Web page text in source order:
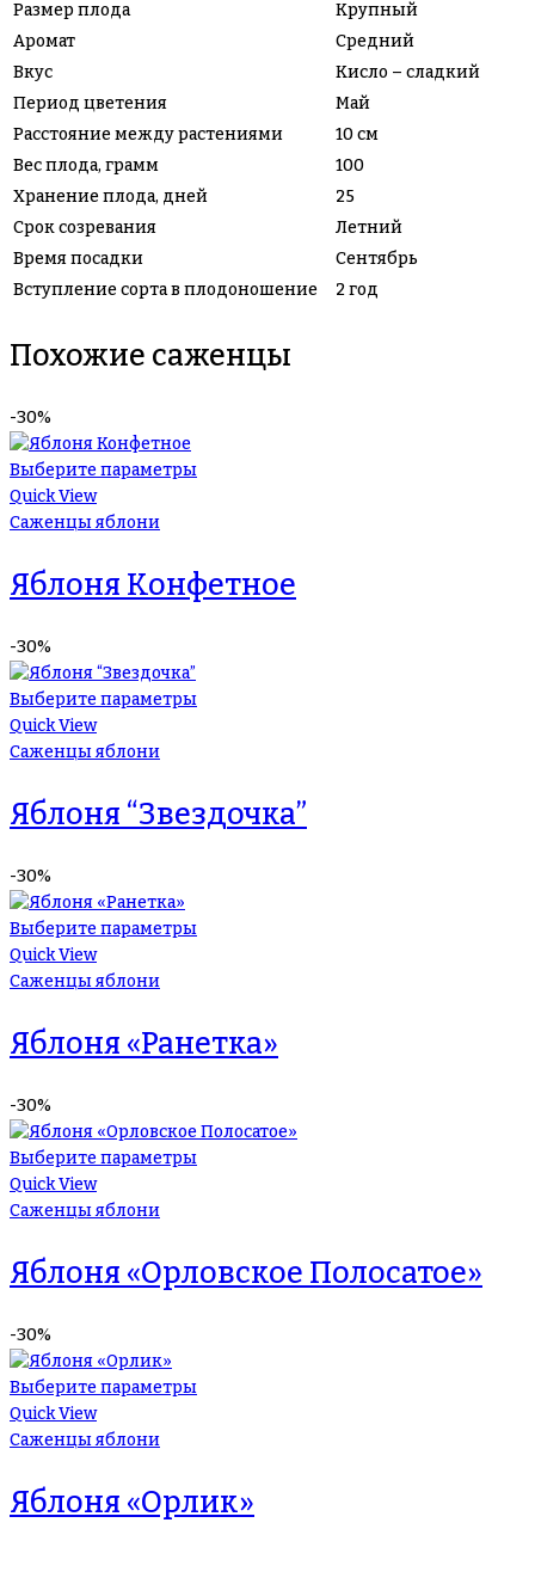
Размер плода
Крупный
Аромат
Средний
Вкус
Кисло – сладкий
Период цветения
Май
Расстояние между растениями
10 см
Вес плода, грамм
100
Хранение плода, дней
25
Срок созревания
Летний
Время посадки
Сентябрь
Вступление сорта в плодоношение
2 год
Похожие саженцы
-30%
Выберите параметры
Quick View
Саженцы яблони
Яблоня Конфетное
-30%
Выберите параметры
Quick View
Саженцы яблони
Яблоня “Звездочка”
-30%
Выберите параметры
Quick View
Саженцы яблони
Яблоня «Ранетка»
-30%
Выберите параметры
Quick View
Саженцы яблони
Яблоня «Орловское Полосатое»
-30%
Выберите параметры
Quick View
Саженцы яблони
Яблоня «Орлик»